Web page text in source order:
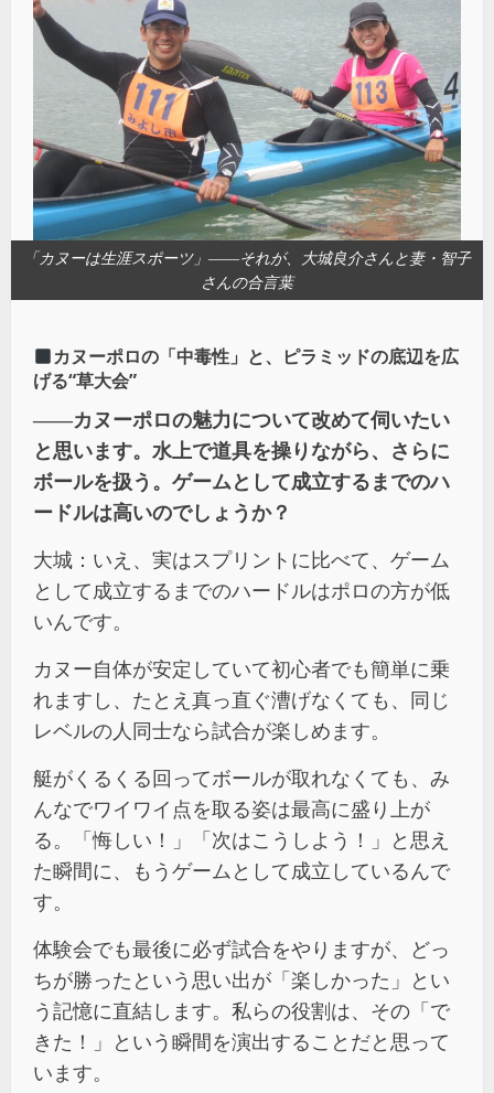
「カヌーは生涯スポーツ」――それが、大城良介さんと妻・智子
さんの合言葉
カヌーポロの「中毒性」と、ピラミッドの底辺を広
げる“草大会”
――カヌーポロの魅力について改めて伺いたい
と思います。水上で道具を操りながら、さらに
ボールを扱う。ゲームとして成立するまでのハ
ードルは高いのでしょうか？
大城：いえ、実はスプリントに比べて、ゲーム
として成立するまでのハードルはポロの方が低
いんです。
カヌー自体が安定していて初心者でも簡単に乗
れますし、たとえ真っ直ぐ漕げなくても、同じ
レベルの人同士なら試合が楽しめます。
艇がくるくる回ってボールが取れなくても、み
んなでワイワイ点を取る姿は最高に盛り上が
る。「悔しい！」「次はこうしよう！」と思え
た瞬間に、もうゲームとして成立しているんで
す。
体験会でも最後に必ず試合をやりますが、どっ
ちが勝ったという思い出が「楽しかった」とい
う記憶に直結します。私らの役割は、その「で
きた！」という瞬間を演出することだと思って
います。